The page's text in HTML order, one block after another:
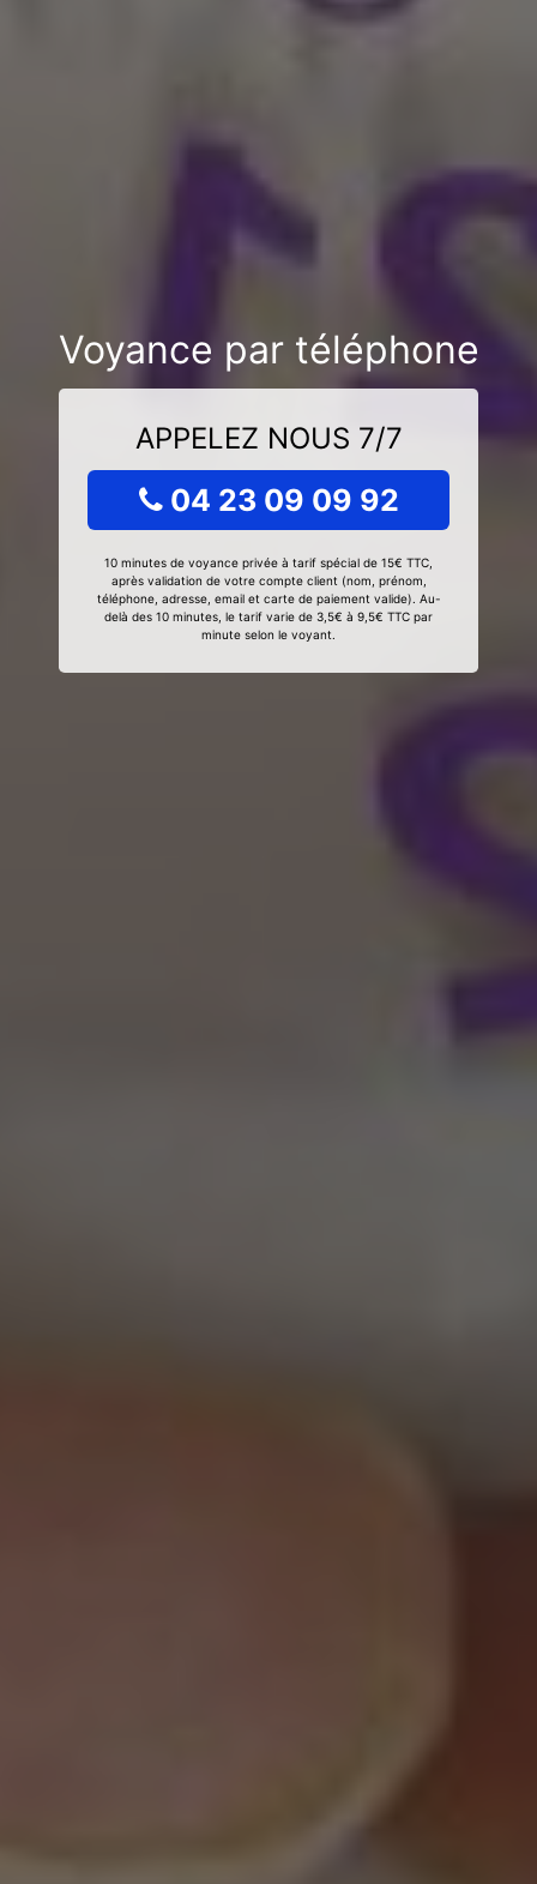
Voyance par téléphone
APPELEZ NOUS 7/7
04 23 09 09 92
10 minutes de voyance privée à tarif spécial de 15€ TTC,
après validation de votre compte client (nom, prénom,
téléphone, adresse, email et carte de paiement valide). Au-
delà des 10 minutes, le tarif varie de 3,5€ à 9,5€ TTC par
minute selon le voyant.